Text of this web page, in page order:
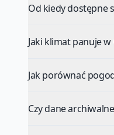
Od kiedy dostępne
Jaki klimat panuje
Jak porównać
Czy dane